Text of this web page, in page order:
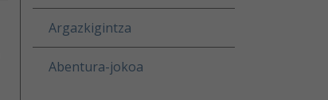
Argazkigintza
Abentura-jokoa